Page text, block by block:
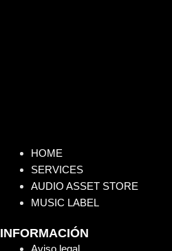
HOME
SERVICES
AUDIO ASSET STORE
MUSIC LABEL
INFORMACIÓN
Aviso legal